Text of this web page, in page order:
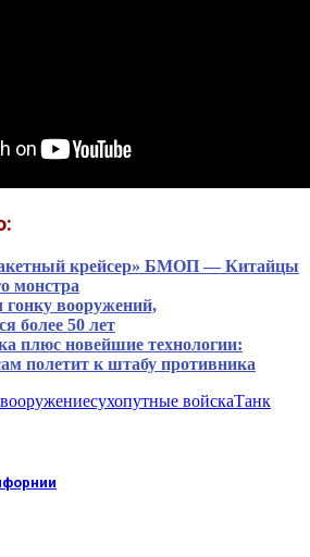
крейсер» БМОП — Китайцы
монстра
вооружений,
более 50 лет
плюс новейшие технологии:
полетит к штабу противника
вооружениесухопутные войскаТанк